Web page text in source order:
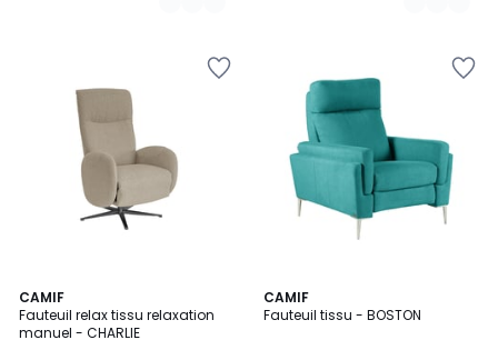
CAMIF
Fauteuil relax tissu relaxation
manuel - CHARLIE
4
Couleurs
CAMIF
Fauteuil tissu - BOSTON
9
Couleurs